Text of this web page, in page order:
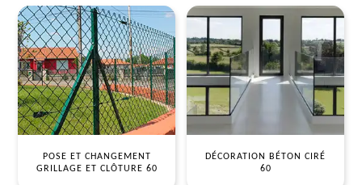
POSE ET CHANGEMENT
GRILLAGE ET CLÔTURE 60
DÉCORATION BÉTON CIRÉ
60